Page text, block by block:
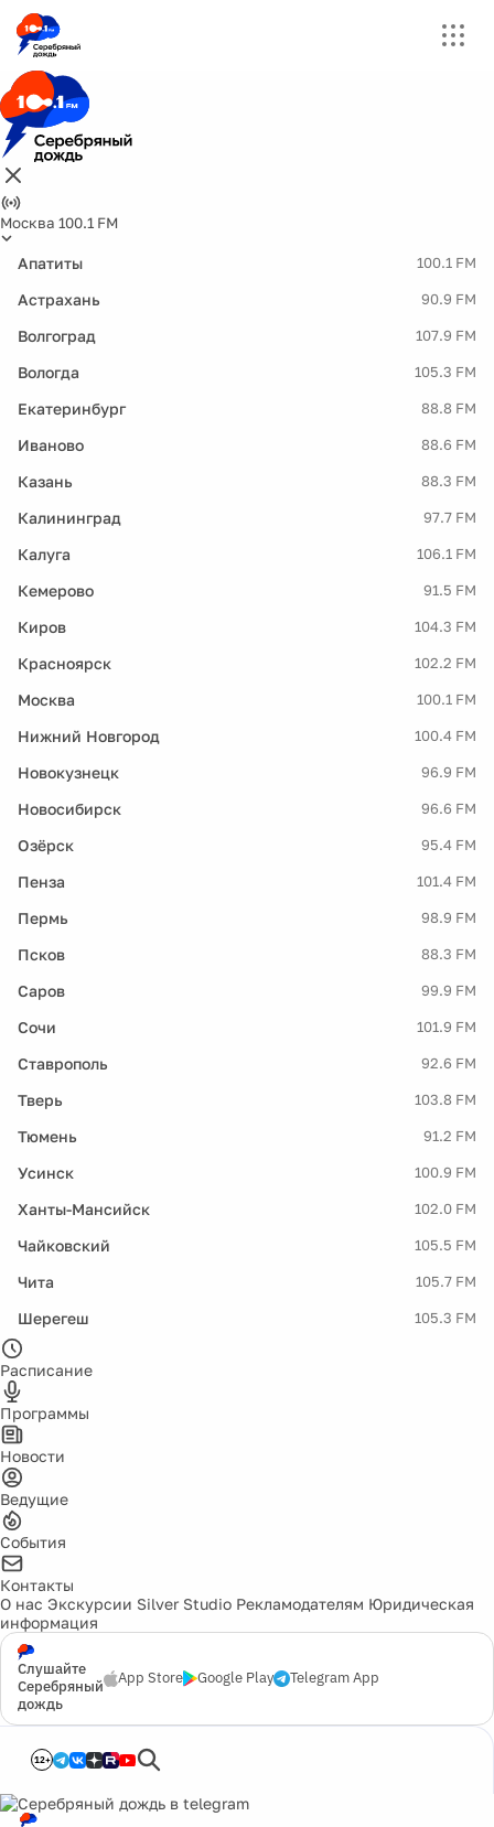
Москва 100.1 FM
Апатиты 100.1 FM
Астрахань 90.9 FM
Волгоград 107.9 FM
Вологда 105.3 FM
Екатеринбург 88.8 FM
Иваново 88.6 FM
Казань 88.3 FM
Калининград 97.7 FM
Калуга 106.1 FM
Кемерово 91.5 FM
Киров 104.3 FM
Красноярск 102.2 FM
Москва 100.1 FM
Нижний Новгород 100.4 FM
Новокузнецк 96.9 FM
Новосибирск 96.6 FM
Озёрск 95.4 FM
Пенза 101.4 FM
Пермь 98.9 FM
Псков 88.3 FM
Саров 99.9 FM
Сочи 101.9 FM
Ставрополь 92.6 FM
Тверь 103.8 FM
Тюмень 91.2 FM
Усинск 100.9 FM
Ханты-Мансийск 102.0 FM
Чайковский 105.5 FM
Чита 105.7 FM
Шерегеш 105.3 FM
Расписание
Программы
Новости
Ведущие
События
Контакты
О нас Экскурсии Silver Studio Рекламодателям Юридическая
информация
Слушайте
Серебряный
дождь
App Store Google Play Telegram App
12+